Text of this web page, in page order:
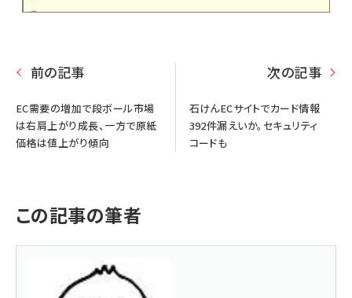
前の記事
EC需要の増加で段ボール市場
は右肩上がり成長、一方で原紙
価格は値上がり傾向
次の記事
石けんECサイトでカード情報
392件漏えいか。セキュリティ
コードも
この記事の筆者